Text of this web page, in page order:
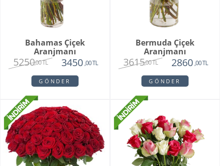
Bahamas Çiçek
Aranjmanı
5250,00 TL 3450 ,00 TL
GÖNDER
Bermuda Çiçek
Aranjmanı
3615,00 TL 2860 ,00 TL
GÖNDER